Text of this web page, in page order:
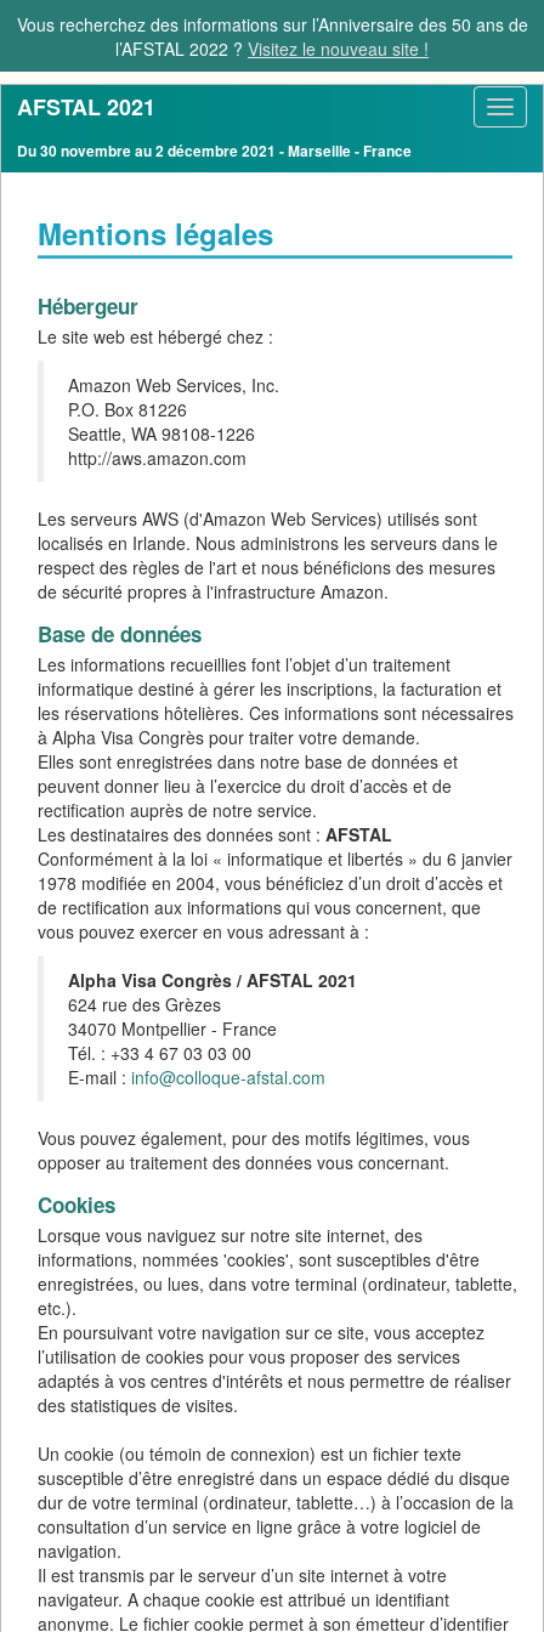
Vous recherchez des informations sur l’Anniversaire des 50 ans de
l’AFSTAL 2022 ? Visitez le nouveau site !
AFSTAL 2021
Du 30 novembre au 2 décembre 2021 - Marseille - France
Mentions légales
Hébergeur
Le site web est hébergé chez :
Amazon Web Services, Inc.
P.O. Box 81226
Seattle, WA 98108-1226
http://aws.amazon.com
Les serveurs AWS (d'Amazon Web Services) utilisés sont
localisés en Irlande. Nous administrons les serveurs dans le
respect des règles de l'art et nous bénéficions des mesures
de sécurité propres à l'infrastructure Amazon.
Base de données
Les informations recueillies font l’objet d’un traitement
informatique destiné à gérer les inscriptions, la facturation et
les réservations hôtelières. Ces informations sont nécessaires
à Alpha Visa Congrès pour traiter votre demande.
Elles sont enregistrées dans notre base de données et
peuvent donner lieu à l’exercice du droit d’accès et de
rectification auprès de notre service.
Les destinataires des données sont : AFSTAL
Conformément à la loi « informatique et libertés » du 6 janvier
1978 modifiée en 2004, vous bénéficiez d’un droit d’accès et
de rectification aux informations qui vous concernent, que
vous pouvez exercer en vous adressant à :
Alpha Visa Congrès / AFSTAL 2021
624 rue des Grèzes
34070 Montpellier - France
Tél. : +33 4 67 03 03 00
E-mail : info@colloque-afstal.com
Vous pouvez également, pour des motifs légitimes, vous
opposer au traitement des données vous concernant.
Cookies
Lorsque vous naviguez sur notre site internet, des
informations, nommées 'cookies', sont susceptibles d'être
enregistrées, ou lues, dans votre terminal (ordinateur, tablette,
etc.).
En poursuivant votre navigation sur ce site, vous acceptez
l’utilisation de cookies pour vous proposer des services
adaptés à vos centres d'intérêts et nous permettre de réaliser
des statistiques de visites.
Un cookie (ou témoin de connexion) est un fichier texte
susceptible d’être enregistré dans un espace dédié du disque
dur de votre terminal (ordinateur, tablette…) à l’occasion de la
consultation d’un service en ligne grâce à votre logiciel de
navigation.
Il est transmis par le serveur d’un site internet à votre
navigateur. A chaque cookie est attribué un identifiant
anonyme. Le fichier cookie permet à son émetteur d’identifier